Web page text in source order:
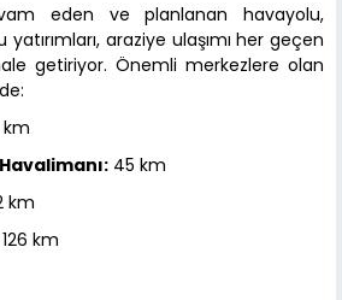
eden ve planlanan havayolu,
araziye ulaşımı her geçen
getiriyor. Önemli merkezlere olan
45 km
km
126 km